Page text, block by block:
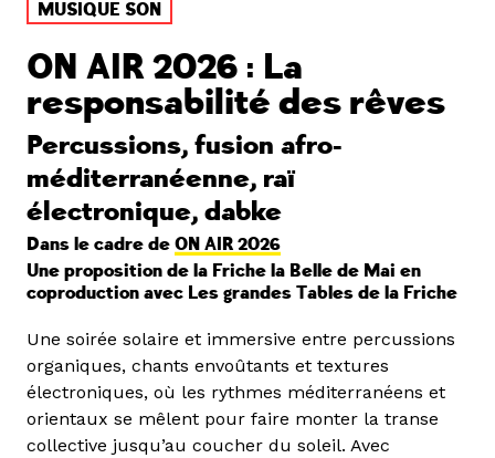
MUSIQUE SON
ON AIR 2026 : La
responsabilité des rêves
Percussions, fusion afro-
méditerranéenne, raï
électronique, dabke
Dans le cadre de ON AIR 2026
Une proposition de la Friche la Belle de Mai en
coproduction avec Les grandes Tables de la Friche
Une soirée solaire et immersive entre percussions
organiques, chants envoûtants et textures
électroniques, où les rythmes méditerranéens et
orientaux se mêlent pour faire monter la transe
collective jusqu’au coucher du soleil. Avec